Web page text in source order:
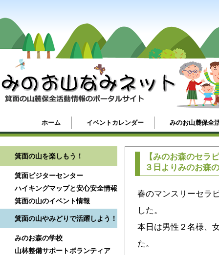
ホーム イベントカレンダー みのお山麓保全
箕面の山を楽しもう！
箕面ビジターセンター
ハイキングマップと安心安全情報
箕面の山のイベント情報
箕面の山やみどりで活躍しよう！
みのお森の学校
山林整備サポートボランティア
【みのお森のセ
３日よりみのお森
春のマンスリーセラ
した。
本日は男性２名様、
た。